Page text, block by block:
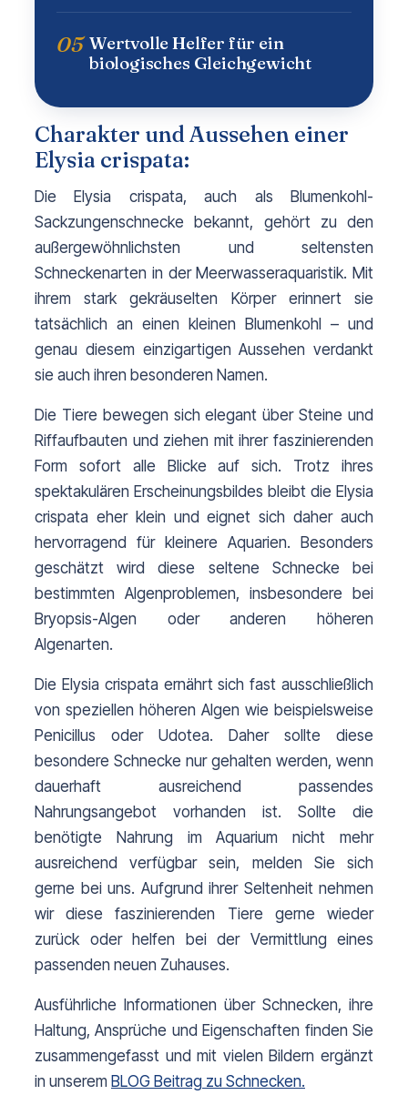
05 Wertvolle Helfer für ein
biologisches Gleichgewicht
Charakter und Aussehen einer
Elysia crispata:
Die Elysia crispata, auch als Blumenkohl-
Sackzungenschnecke bekannt, gehört zu den
außergewöhnlichsten und seltensten
Schneckenarten in der Meerwasseraquaristik. Mit
ihrem stark gekräuselten Körper erinnert sie
tatsächlich an einen kleinen Blumenkohl – und
genau diesem einzigartigen Aussehen verdankt
sie auch ihren besonderen Namen.
Die Tiere bewegen sich elegant über Steine und
Riffaufbauten und ziehen mit ihrer faszinierenden
Form sofort alle Blicke auf sich. Trotz ihres
spektakulären Erscheinungsbildes bleibt die Elysia
crispata eher klein und eignet sich daher auch
hervorragend für kleinere Aquarien. Besonders
geschätzt wird diese seltene Schnecke bei
bestimmten Algenproblemen, insbesondere bei
Bryopsis-Algen oder anderen höheren
Algenarten.
Die Elysia crispata ernährt sich fast ausschließlich
von speziellen höheren Algen wie beispielsweise
Penicillus oder Udotea. Daher sollte diese
besondere Schnecke nur gehalten werden, wenn
dauerhaft ausreichend passendes
Nahrungsangebot vorhanden ist. Sollte die
benötigte Nahrung im Aquarium nicht mehr
ausreichend verfügbar sein, melden Sie sich
gerne bei uns. Aufgrund ihrer Seltenheit nehmen
wir diese faszinierenden Tiere gerne wieder
zurück oder helfen bei der Vermittlung eines
passenden neuen Zuhauses.
Ausführliche Informationen über Schnecken, ihre
Haltung, Ansprüche und Eigenschaften finden Sie
zusammengefasst und mit vielen Bildern ergänzt
in unserem BLOG Beitrag zu Schnecken.